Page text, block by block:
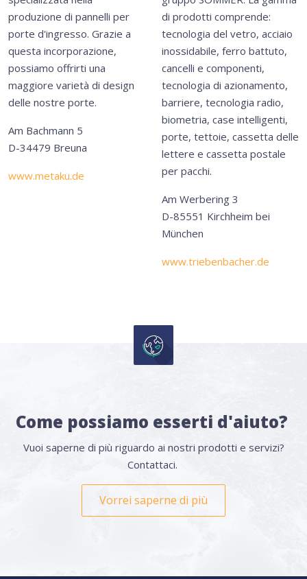
produzione di pannelli per
porte d'ingresso. Grazie a
questa incorporazione,
possiamo offrirti una
maggiore varietà di design
delle nostre porte.
Am Bachmann 5
D-34479 Breuna
www.metaku.de
di prodotti comprende:
tecnologia del vetro, acciaio
inossidabile, ferro battuto,
cancelli e componenti,
tecnologia di azionamento,
barriere, tecnologia radio,
biometria, case intelligenti,
porte, tettoie, cassetta delle
lettere e cassetta postale
per pacchi.
Am Werbering 3
D-85551 Kirchheim bei
München
www.triebenbacher.de
Come possiamo esserti d'aiuto?
Vuoi saperne di più riguardo ai nostri prodotti e servizi?
Contattaci.
Vorrei saperne di più